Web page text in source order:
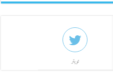
تويتر